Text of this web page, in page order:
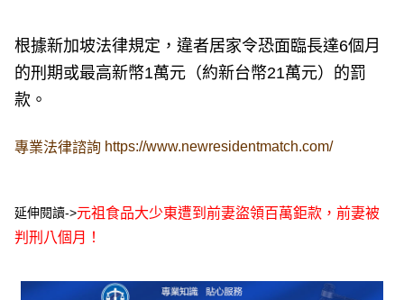
根據新加坡法律規定，違者居家令恐面臨長達6個月
的刑期或最高新幣1萬元（約新台幣21萬元）的罰
款。
專業法律諮詢 https://www.newresidentmatch.com/
延伸閱讀->元祖食品大少東遭到前妻盜領百萬鉅款，前妻被
判刑八個月！